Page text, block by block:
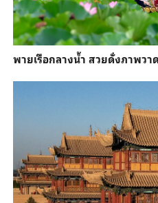
พายเรือกลางน้ำ สวยดั่งภาพวาด